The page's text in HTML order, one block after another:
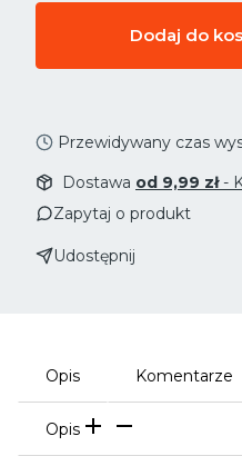
Dodaj do
Przewidywany czas
Dostawa od 9,99 zł-
Zapytaj o produkt
Udostępnij
Opis Komentarze
Opis